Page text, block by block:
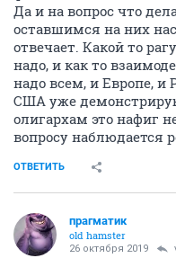
Да и на вопрос что
оставшимся на них
отвечает. Какой то
надо, и как то
надо всем, и Европе, и
США уже
олигархам это нафиг
вопросу наблюдается
ОТВЕТИТЬ
прагматик
old hamster
26 октября 2019